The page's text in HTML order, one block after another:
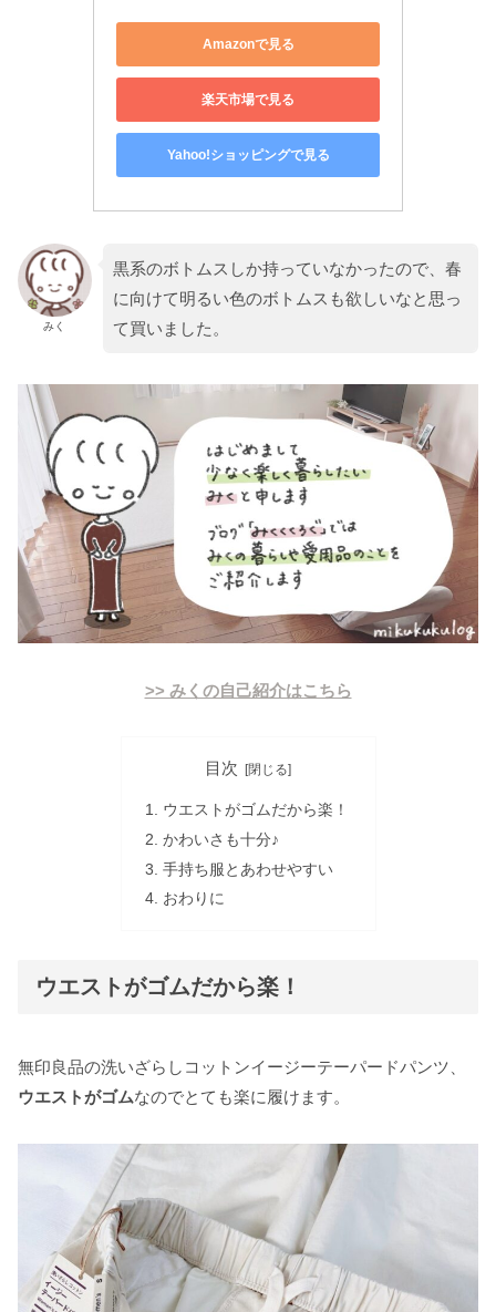
Amazonで見る
楽天市場で見る
Yahoo!ショッピングで見る
みく
黒系のボトムスしか持っていなかったので、春
に向けて明るい色のボトムスも欲しいなと思っ
て買いました。
>> みくの自己紹介はこちら
目次
ウエストがゴムだから楽！
かわいさも十分♪
手持ち服とあわせやすい
おわりに
ウエストがゴムだから楽！
無印良品の洗いざらしコットンイージーテーパードパンツ、
ウエストがゴムなのでとても楽に履けます。